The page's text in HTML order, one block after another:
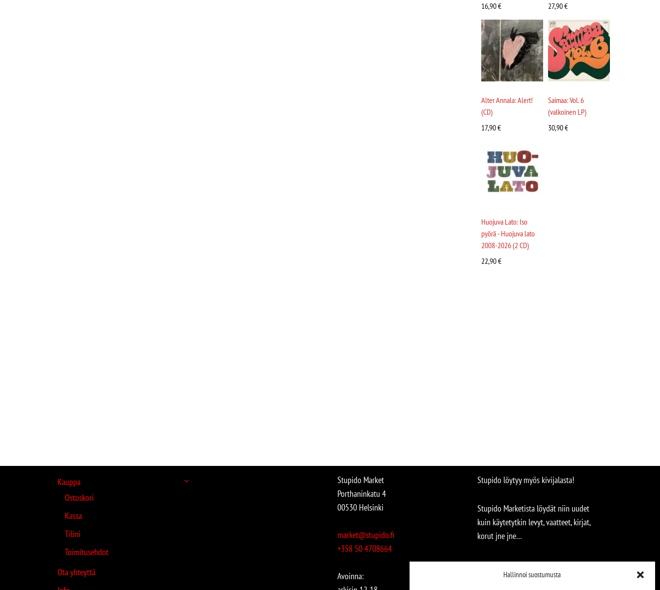
Hallinnoi suostumusta
16,90€
27,90€
Alter Annala: Alert!
(CD)
17,90€
Saimaa: Vol. 6
(valkoinen LP)
30,90€
Huojuva Lato: Iso
pyörä - Huojuva lato
2008-2026 (2 CD)
22,90€
Kauppa
Ostoskori
Kassa
Tilini
Toimitusehdot
Ota yhteyttä
Stupido Market
Porthaninkatu 4
00530 Helsinki
market@stupido.fi
+358 50 4708664
Avoinna:
Stupido löytyy myös kivijalasta!
Stupido Marketista löydät niin uudet
kuin käytetytkin levyt, vaatteet, kirjat,
korut jne jne…